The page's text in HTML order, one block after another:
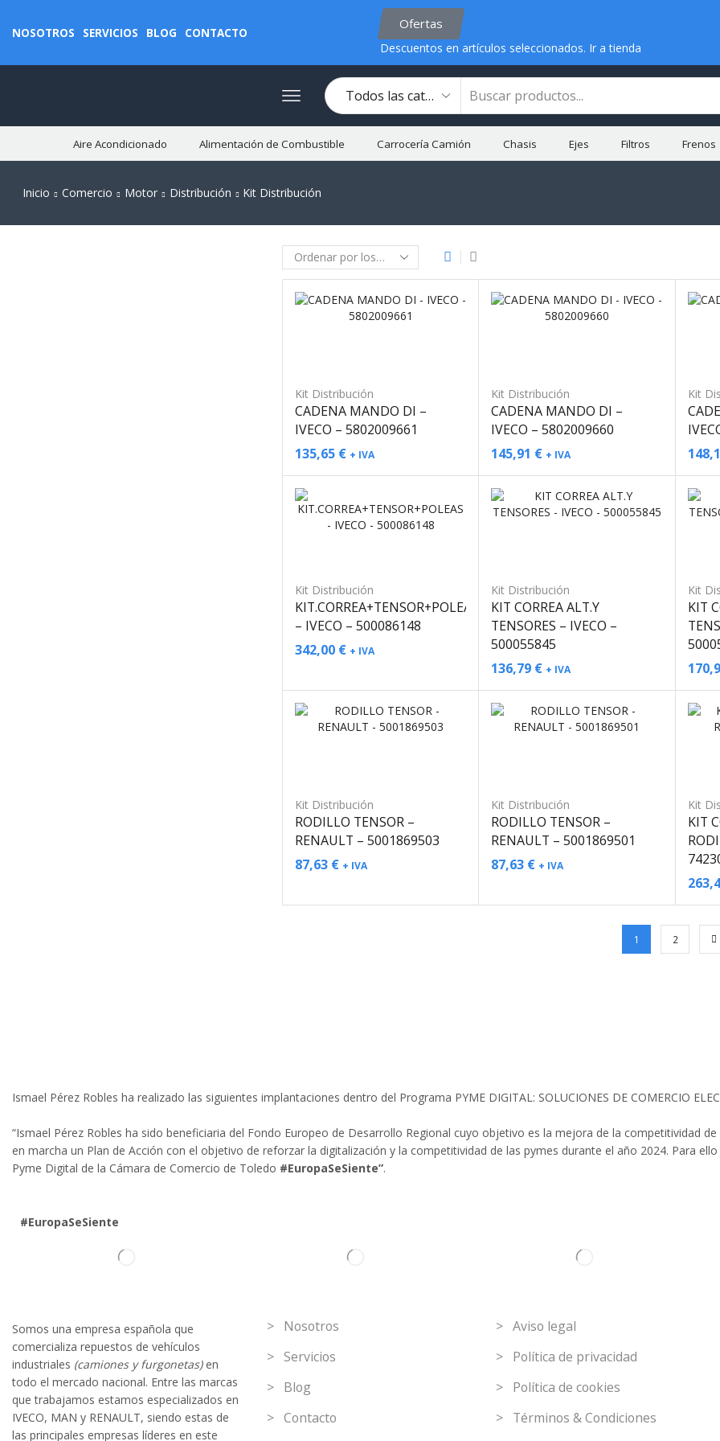
NOSOTROS SERVICIOS BLOG CONTACTO
Ofertas
Descuentos en artículos seleccionados. Ir a tienda
Aire Acondicionado Alimentación de Combustible Carrocería Camión Chasis Ejes Filtros Frenos
Inicio Comercio Motor Distribución Kit Distribución
Kit Distribución
CADENA MANDO DI –
IVECO – 5802009661
135,65 € + IVA
Kit Distribución
CADENA MANDO DI –
IVECO – 5802009660
145,91 € + IVA
Kit
Kit Distribución
KIT.CORREA+TENSOR+POLEAS
– IVECO – 500086148
342,00 € + IVA
Kit Distribución
KIT CORREA ALT.Y
TENSORES – IVECO –
500055845
136,79 € + IVA
Kit
KIT
Kit Distribución
RODILLO TENSOR –
RENAULT – 5001869503
87,63 € + IVA
Kit Distribución
RODILLO TENSOR –
RENAULT – 5001869501
87,63 € + IVA
Kit
KIT
1 2
Ismael Pérez Robles ha realizado las siguientes implantaciones dentro del Programa PYME DIGITAL: SOLUCIONES DE COMERCIO
“Ismael Pérez Robles ha sido beneficiaria del Fondo Europeo de Desarrollo Regional cuyo objetivo es la mejora de la competitividad de
en marcha un Plan de Acción con el objetivo de reforzar la digitalización y la competitividad de las pymes durante el año 2024. Para
Pyme Digital de la Cámara de Comercio de Toledo #EuropaSeSiente”.
#EuropaSeSiente
Somos una empresa española que
comercializa repuestos de vehículos
industriales (camiones y furgonetas)en
todo el mercado nacional. Entre las marcas
que trabajamos estamos especializados en
IVECO, MAN y RENAULT, siendo estas de
las principales empresas líderes en este
> Nosotros
> Servicios
> Blog
> Contacto
> Aviso legal
> Política de privacidad
> Política de cookies
> Términos & Condiciones